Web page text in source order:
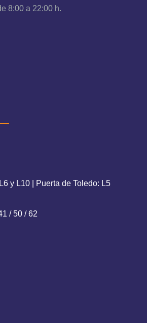
8:00 a 22:00 h.
y L10 | Puerta de Toledo: L5
/ 50 / 62